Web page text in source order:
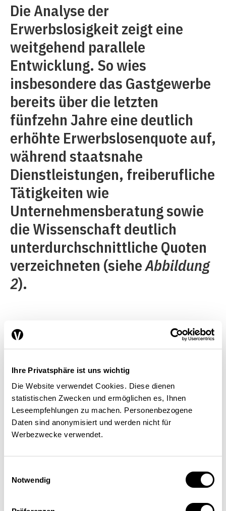
Ihre Privatsphäre ist uns wichtig
Die Website verwendet Cookies. Diese dienen
statistischen Zwecken und ermöglichen es, Ihnen
Leseempfehlungen zu machen. Personenbezogene
Daten sind anonymisiert und werden nicht für
Werbezwecke verwendet.
Notwendig
Die Analyse der
Erwerbslosigkeit zeigt eine
weitgehend parallele
Entwicklung. So wies
insbesondere das Gastgewerbe
bereits über die letzten
fünfzehn Jahre eine deutlich
erhöhte Erwerbslosenquote auf,
während staatsnahe
Dienstleistungen, freiberufliche
Tätigkeiten wie
Unternehmensberatung sowie
die Wissenschaft deutlich
unterdurchschnittliche Quoten
verzeichneten (sieheAbbildung
2).
Abb. 2: Erwerbslosenquote nach
Branchen (gemäss ILO; 2003–2015)